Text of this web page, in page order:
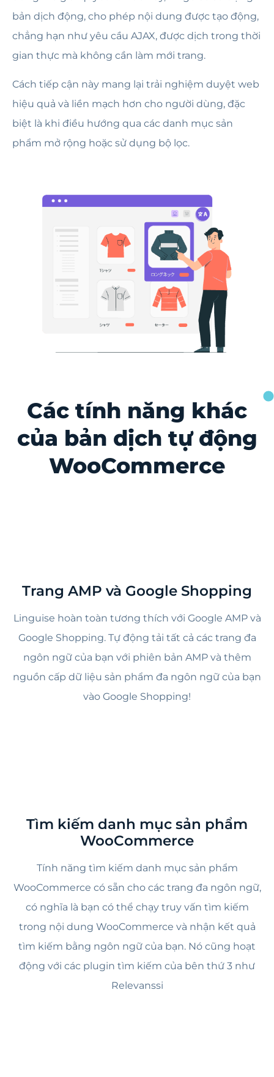
bản dịch động, cho phép nội dung được tạo động,
chẳng hạn như yêu cầu AJAX, được dịch trong thời
gian thực mà không cần làm mới trang.
Cách tiếp cận này mang lại trải nghiệm duyệt web
hiệu quả và liền mạch hơn cho người dùng, đặc
biệt là khi điều hướng qua các danh mục sản
phẩm mở rộng hoặc sử dụng bộ lọc.
Các tính năng khác
của bản dịch tự động
WooCommerce
Trang AMP và Google Shopping
Linguise hoàn toàn tương thích với Google AMP và
Google Shopping. Tự động tải tất cả các trang đa
ngôn ngữ của bạn với phiên bản AMP và thêm
nguồn cấp dữ liệu sản phẩm đa ngôn ngữ của bạn
vào Google Shopping!
Tìm kiếm danh mục sản phẩm
WooCommerce
Tính năng tìm kiếm danh mục sản phẩm
WooCommerce có sẵn cho các trang đa ngôn ngữ,
có nghĩa là bạn có thể chạy truy vấn tìm kiếm
trong nội dung WooCommerce và nhận kết quả
tìm kiếm bằng ngôn ngữ của bạn. Nó cũng hoạt
động với các plugin tìm kiếm của bên thứ 3 như
Relevanssi